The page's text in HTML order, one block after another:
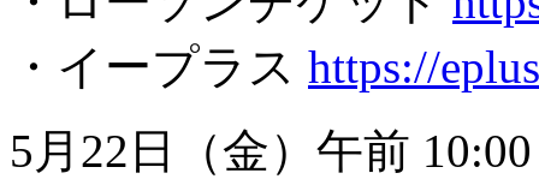
・イープラス https://
5月22日（金）午前